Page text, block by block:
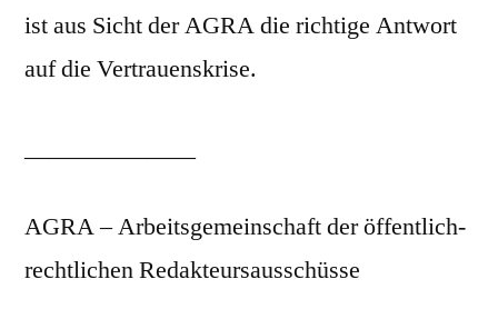
ist aus Sicht der AGRA die richtige Antwort
auf die Vertrauenskrise.
AGRA – Arbeitsgemeinschaft der öffentlich-
rechtlichen Redakteursausschüsse